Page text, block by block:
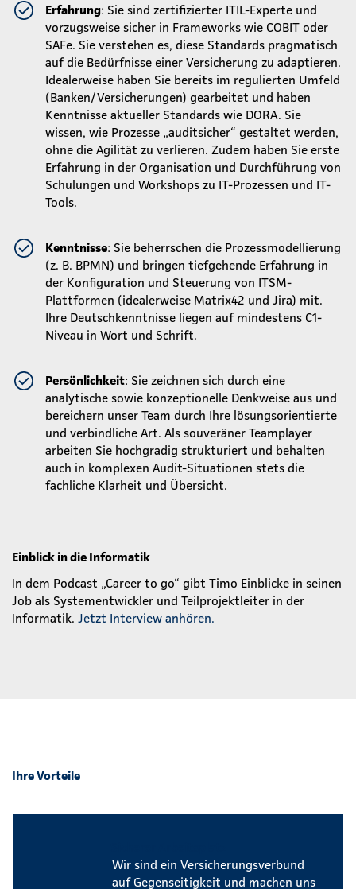
Erfahrung: Sie sind zertifizierter ITIL-Experte und
vorzugsweise sicher in Frameworks wie COBIT oder
SAFe. Sie verstehen es, diese Standards pragmatisch
auf die Bedürfnisse einer Versicherung zu adaptieren.
Idealerweise haben Sie bereits im regulierten Umfeld
(Banken/Versicherungen) gearbeitet und haben
Kenntnisse aktueller Standards wie DORA. Sie
wissen, wie Prozesse „auditsicher“ gestaltet werden,
ohne die Agilität zu verlieren. Zudem haben Sie erste
Erfahrung in der Organisation und Durchführung von
Schulungen und Workshops zu IT-Prozessen und IT-
Tools.
Kenntnisse: Sie beherrschen die Prozessmodellierung
(z. B. BPMN) und bringen tiefgehende Erfahrung in
der Konfiguration und Steuerung von ITSM-
Plattformen (idealerweise Matrix42 und Jira) mit.
Ihre Deutschkenntnisse liegen auf mindestens C1-
Niveau in Wort und Schrift.
Persönlichkeit: Sie zeichnen sich durch eine
analytische sowie konzeptionelle Denkweise aus und
bereichern unser Team durch Ihre lösungsorientierte
und verbindliche Art. Als souveräner Teamplayer
arbeiten Sie hochgradig strukturiert und behalten
auch in komplexen Audit-Situationen stets die
fachliche Klarheit und Übersicht.
Einblick in die Informatik
In dem Podcast „Career to go“ gibt Timo Einblicke in seinen
Job als Systementwickler und Teilprojektleiter in der
Informatik. Jetzt Interview anhören.
Ihre Vorteile
Wir sind ein Versicherungsverbund
auf Gegenseitigkeit und machen uns